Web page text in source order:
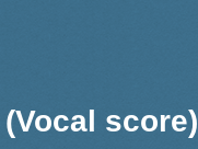
score)